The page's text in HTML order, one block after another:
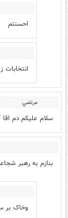
احسنتم
مرتضي
سلام عليكم دم اقا
بنازم به رهبر
وخاک بر